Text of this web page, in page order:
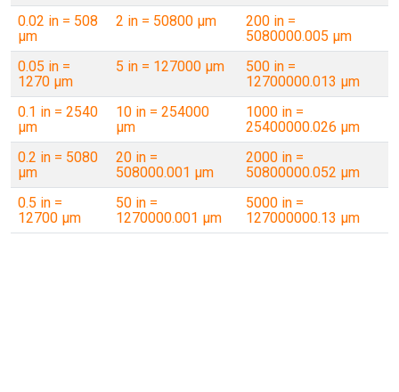
0.02 in = 508
µm
2 in = 50800 µm
200 in =
5080000.005 µm
0.05 in =
1270 µm
5 in = 127000 µm
500 in =
12700000.013 µm
0.1 in = 2540
µm
10 in = 254000
µm
1000 in =
25400000.026 µm
0.2 in = 5080
µm
20 in =
508000.001 µm
2000 in =
50800000.052 µm
0.5 in =
12700 µm
50 in =
1270000.001 µm
5000 in =
127000000.13 µm